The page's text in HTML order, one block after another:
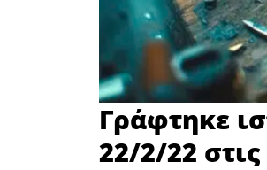
Γράφτηκε
22/2/22